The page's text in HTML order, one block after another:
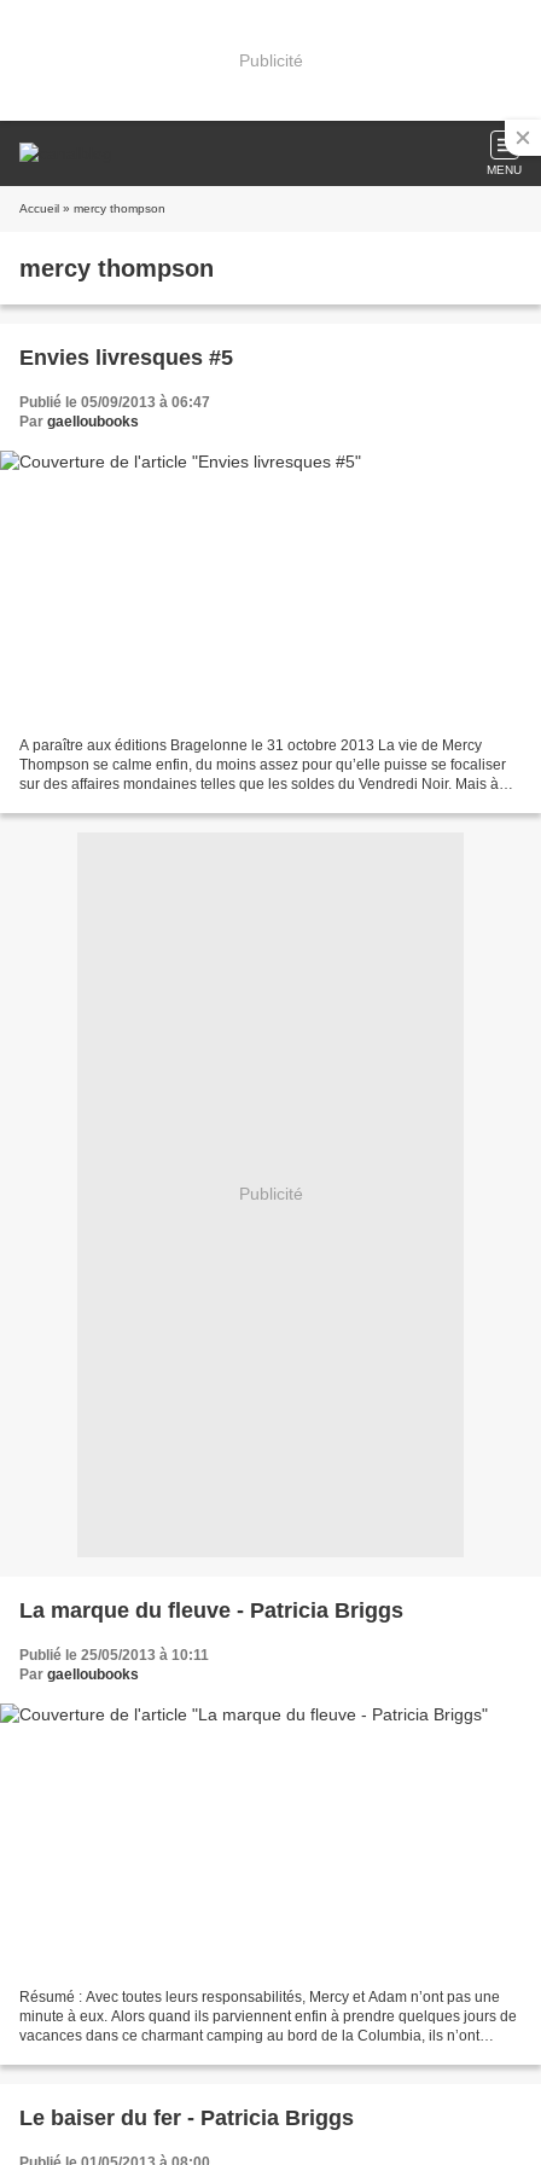
Publicité
MENU
Accueil » mercy thompson
mercy thompson
Envies livresques #5
Publié le 05/09/2013 à 06:47
Par gaelloubooks
A paraître aux éditions Bragelonne le 31 octobre 2013 La vie de Mercy
Thompson se calme enfin, du moins assez pour qu’elle puisse se focaliser
sur des affaires mondaines telles que les soldes du Vendredi Noir. Mais à
Publicité
La marque du fleuve - Patricia Briggs
Publié le 25/05/2013 à 10:11
Par gaelloubooks
Résumé : Avec toutes leurs responsabilités, Mercy et Adam n’ont pas une
minute à eux. Alors quand ils parviennent enfin à prendre quelques jours de
vacances dans ce charmant camping au bord de la Columbia, ils n’ont
Le baiser du fer - Patricia Briggs